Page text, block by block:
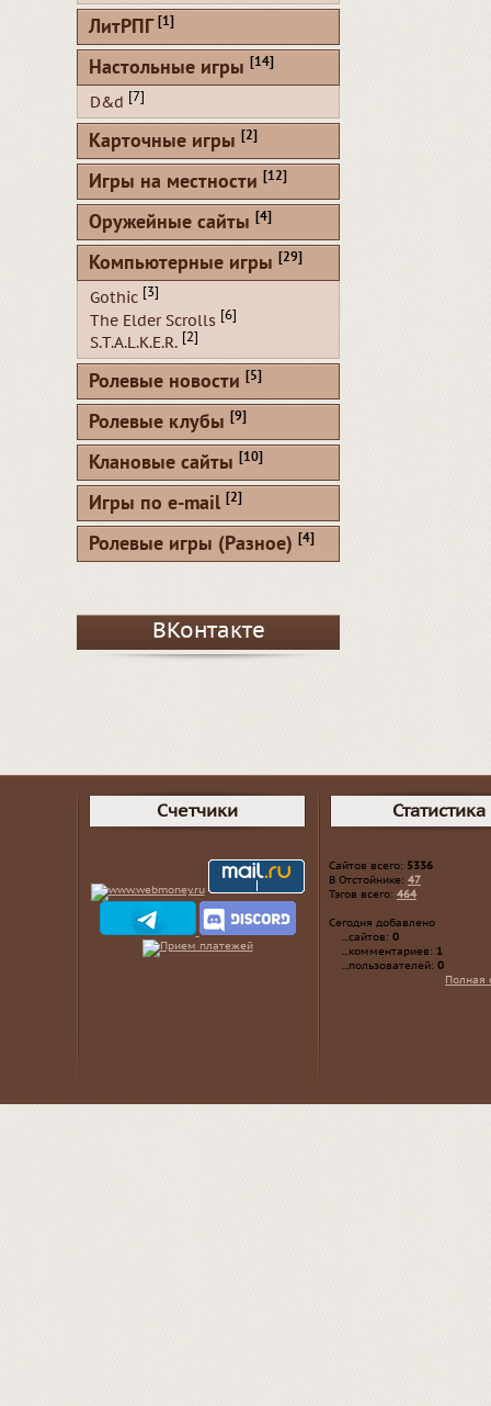
ЛитРПГ [1]
Настольные игры [14]
D&d [7]
Карточные игры [2]
Игры на местности [12]
Оружейные сайты [4]
Компьютерные игры [29]
Gothic [3]
The Elder Scrolls [6]
S.T.A.L.K.E.R. [2]
Ролевые новости [5]
Ролевые клубы [9]
Клановые сайты [10]
Игры по e-mail [2]
Ролевые игры (Разное) [4]
ВКонтакте
Счетчики Статистика
Сайтов всего: 5336
В Отстойнике: 47
Тэгов всего: 464
Сегодня добавлено
...сайтов: 0
...комментариев: 1
...пользователей: 0
Полная